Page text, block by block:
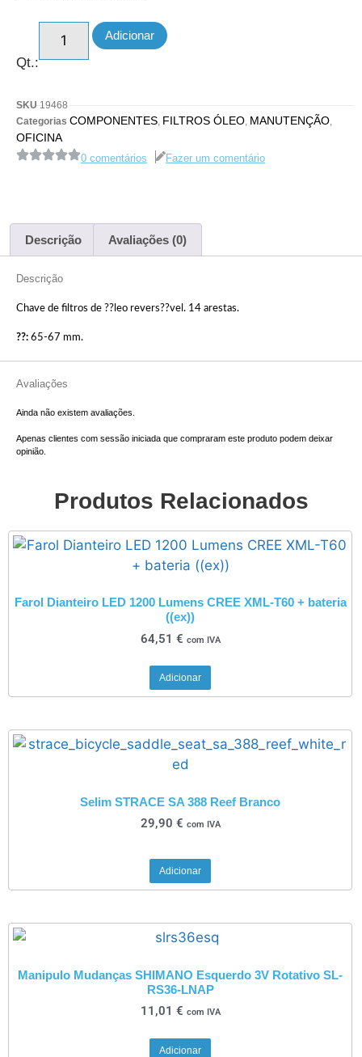
Qt.:
Adicionar
SKU 19468
Categorias COMPONENTES, FILTROS ÓLEO, MANUTENÇÃO,
OFICINA
0 comentários Fazer um comentário
Descrição Avaliações (0)
Descrição
Chave de filtros de ??leo revers??vel. 14 arestas.
??: 65-67 mm.
Avaliações
Ainda não existem avaliações.
Apenas clientes com sessão iniciada que compraram este produto podem deixar
opinião.
Produtos Relacionados
Farol Dianteiro LED 1200 Lumens CREE XML-T60 + bateria
((ex))
64,51 € com IVA
Adicionar
Selim STRACE SA 388 Reef Branco
29,90 € com IVA
Adicionar
Manipulo Mudanças SHIMANO Esquerdo 3V Rotativo SL-
RS36-LNAP
11,01 € com IVA
Adicionar